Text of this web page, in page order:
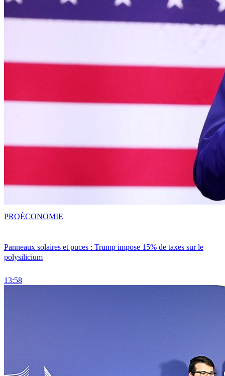
Panneaux solaires et puces : Trump impose 15% de taxes sur le
polysilicium
13:58
PROÉCONOMIE